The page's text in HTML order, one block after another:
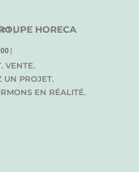
|
|
HORECA
VENTE.
UN PROJET.
EN RÉALITÉ.